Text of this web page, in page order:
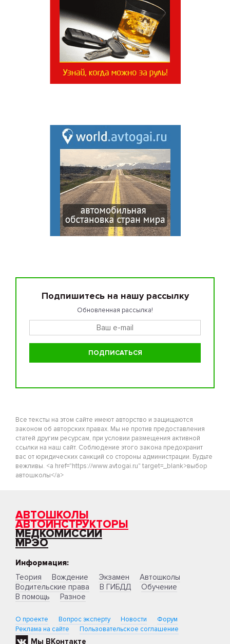
Подпишитесь на нашу рассылку
Обновленная рассылка!
Все тексты на этом сайте имеют авторство и защищаются
законом об авторских правах. Мы не против предоставления
статей другим ресурсам, при условии размещения активной
ссылки на наш сайт. Соблюдение этого закона предохранит
вас от юридических санкций со стороны администрации. Будьте
вежливы. <a href="https://www.avtogai.ru" target=_blank>выбор
автошколы</a>
АВТОШКОЛЫ
АВТОИНСТРУКТОРЫ
МЕДКОМИССИИ
МРЭО
Информация:
Теория
Вождение Экзамен
Автошколы
Водительские права
В ГИБДД
Обучение
В помощь
Разное
О проекте Вопрос эксперту Новости
Форум
Реклама на сайте
Пользовательское соглашение
Мы ВКонтакте